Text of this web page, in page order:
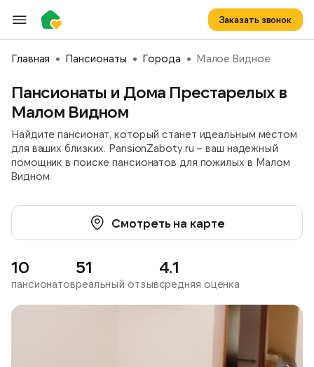
Заказать звонок
Главная Пансионаты Города Малое Видное
Пансионаты и Дома Престарелых в
Малом Видном
Найдите пансионат, который станет идеальным местом
для ваших близких. PansionZaboty.ru – ваш надежный
помощник в поиске пансионатов для пожилых в Малом
Видном.
Смотреть на карте
10
пансионатов
51
реальный отзыв
4.1
средняя оценка